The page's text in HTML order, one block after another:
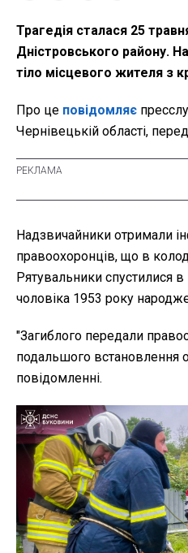
Трагедія сталася 25
Дністровського району.
тіло місцевого жителя з
Про це повідомляє
Чернівецькій області,
Надзвичайники отримали
правоохоронців, що в
Рятувальники спустилися в
чоловіка 1953 року
"Загиблого передали
подальшого встановлення
повідомленні.